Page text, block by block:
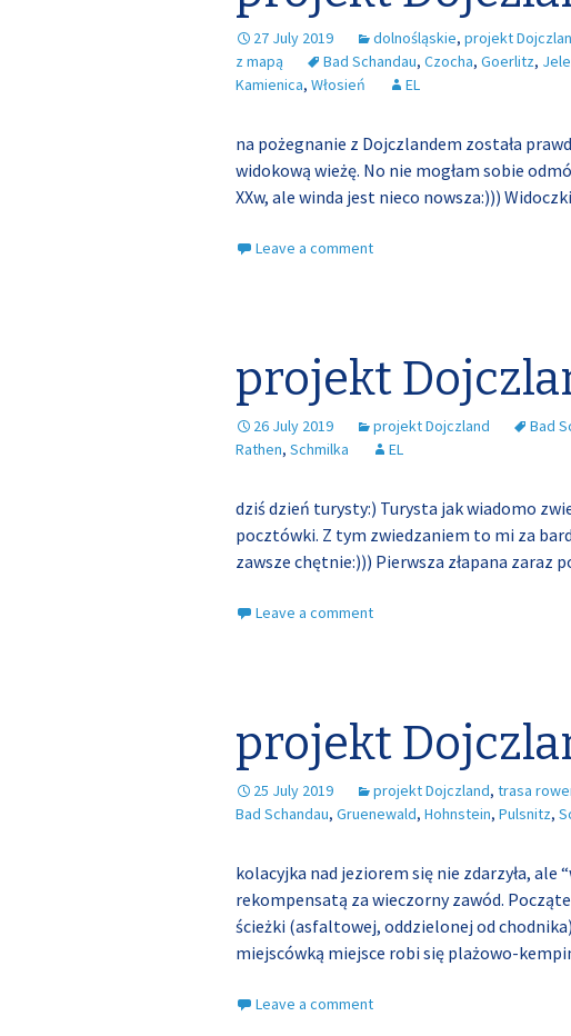
27 July 2019 dolnośląskie, projekt
z mapą
Bad Schandau, Czocha, Goerlitz,
Kamienica, Włosień EL
na pożegnanie z Dojczlandem została
widokową wieżę. No nie mogłam sobie
XXw, ale winda jest nieco nowsza:)))
Leave a comment
projekt
26 July 2019 projekt Dojczland Bad
Rathen, Schmilka EL
dziś dzień turysty:) Turysta jak wiadomo
pocztówki. Z tym zwiedzaniem to mi za
zawsze chętnie:))) Pierwsza złapana zaraz
Leave a comment
projekt
25 July 2019 projekt Dojczland, trasa
Bad Schandau, Gruenewald, Hohnstein, Pulsnitz,
kolacyjka nad jeziorem się nie zdarzyła, ale
rekompensatą za wieczorny zawód.
ścieżki (asfaltowej, oddzielonej od
miejscówką miejsce robi się plażowo-
Leave a comment